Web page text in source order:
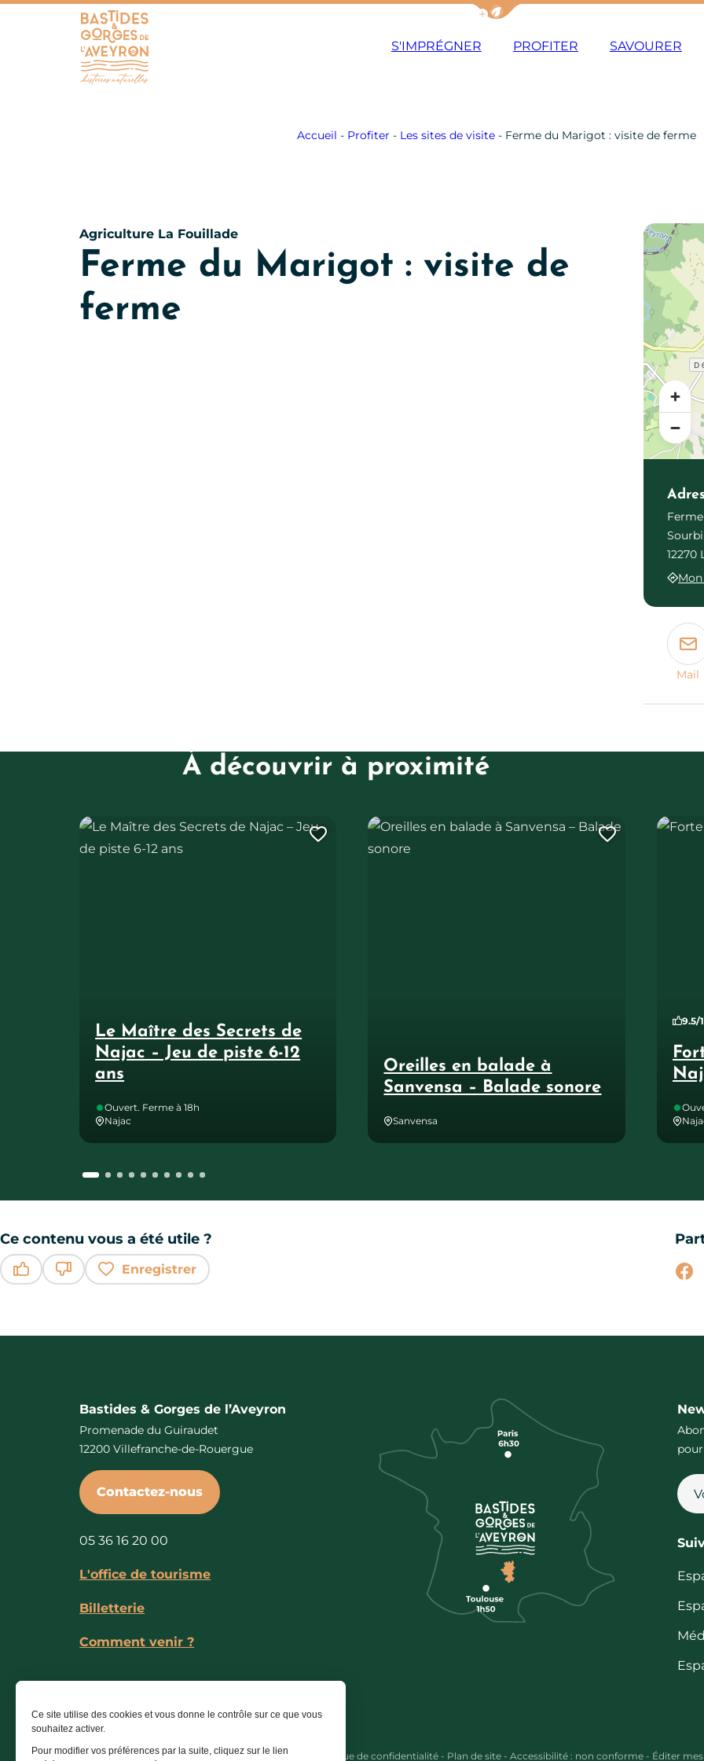
Afficher la barre de navigation du
S'IMPRÉGNER PROFITER SAVOURER
Accueil - Profiter - Les sites de visite - Ferme du Marigot : visite de ferme
Agriculture La Fouillade
Ferme du Marigot : visite de
ferme
12270
Mail
À découvrir à proximité
Le Maître des Secrets de
Najac – Jeu de piste 6-12
ans
Ouvert. Ferme à 18h
Najac
Le Maître des Secrets de Najac – Jeu de piste 6-12 ans
Ajouter cette page au carnet de voyage ?
Oreilles en balade à
Sanvensa – Balade sonore
Sanvensa
Oreilles en balade à Sanvensa – Balade sonore
Ajouter
9.5/
Ce contenu vous a été utile ?
Enregistrer
Bastides & Gorges de l’Aveyron
Promenade du Guiraudet
12200 Villefranche-de-Rouergue
Contactez-nous
05 36 16 20 00
L'office de tourisme
Billetterie
Comment venir ?
Partenaires institutionnels - Mentions légales Politique de confidentialité - Plan de site - Accessibilité : non conforme - Éditer
Ce site utilise des cookies et vous donne le contrôle sur ce que vous
souhaitez activer.
Pour modifier vos préférences par la suite, cliquez sur le lien